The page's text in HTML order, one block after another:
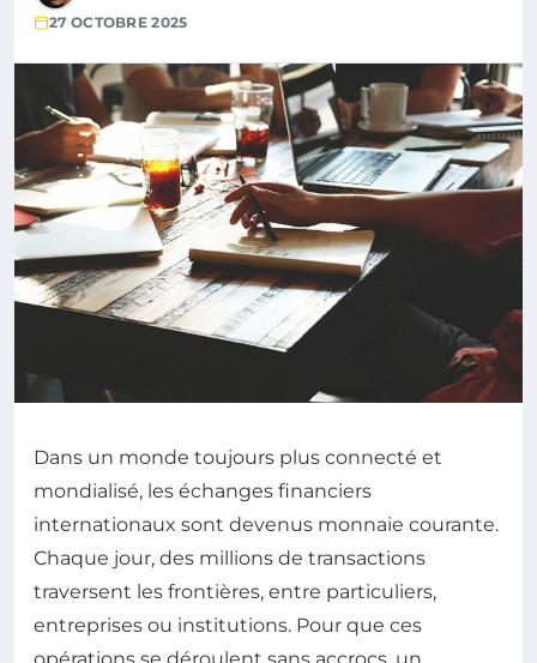
27 OCTOBRE 2025
Dans un monde toujours plus connecté et
mondialisé, les échanges financiers
internationaux sont devenus monnaie courante.
Chaque jour, des millions de transactions
traversent les frontières, entre particuliers,
entreprises ou institutions. Pour que ces